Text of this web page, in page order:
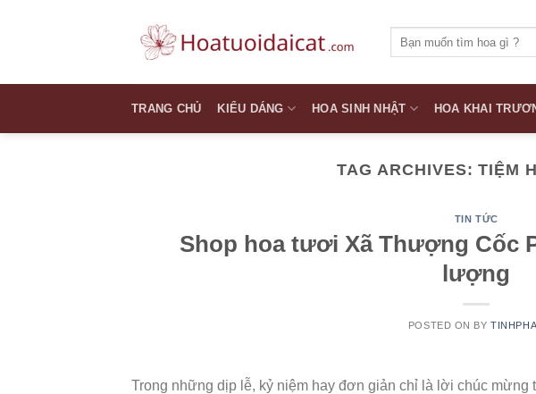
kiếm:
TRANG CHỦ KIỂU DÁNG HOA SINH NHẬT HOA KHAI
TAG ARCHIVES:TIỆM
TIN TỨC
Shop hoa tươi Xã Thượng Cốc
lượng
POSTED ON BY
Trong những dịp lễ, kỷ niệm hay đơn giản chỉ là lời chúc mừng